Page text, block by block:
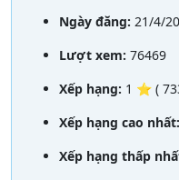
Ngày đăng: 21/4/
Lượt xem: 76469
Xếp hạng: 1 ⭐ (
Xếp hạng cao nhất:
Xếp hạng thấp